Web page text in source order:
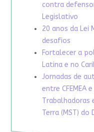
contra
Legislativo
20 anos da Lei
desafios
Fortalecer a
Latina e no
Jornadas de
entre CFEMEA
Trabalhadoras
Terra (MST)